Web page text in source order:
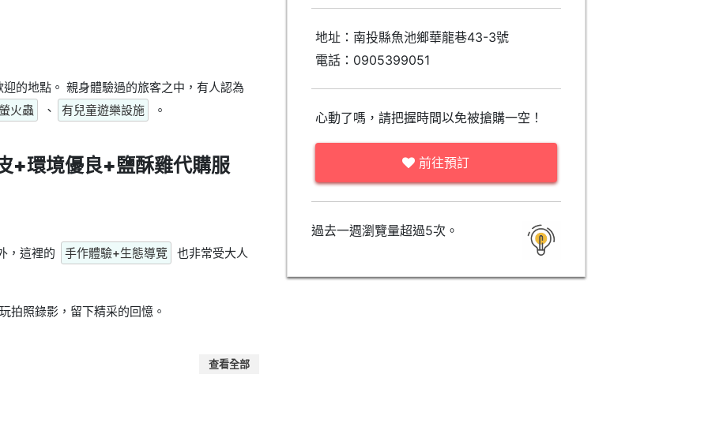
的地點。 親身體驗過的旅客之中，有人認為
火蟲
、 有兒童遊樂設施 。
+環境優良+鹽酥雞代購服
，這裡的 手作體驗+生態導覽 也非常受大人
拍照錄影，留下精采的回憶。
查看全部
地址：南投縣魚池鄉華龍巷43-3號
電話： 0905399051
心動了嗎，請把握時間以免被搶購一空！
前往預訂
過去一週瀏覽量超過5次。